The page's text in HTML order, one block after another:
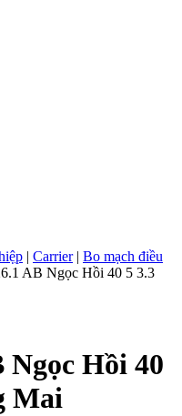
| Carrier| Bo mạch điều
AB Ngọc Hồi 40 5 3.3
Ngọc Hồi 40
Mai